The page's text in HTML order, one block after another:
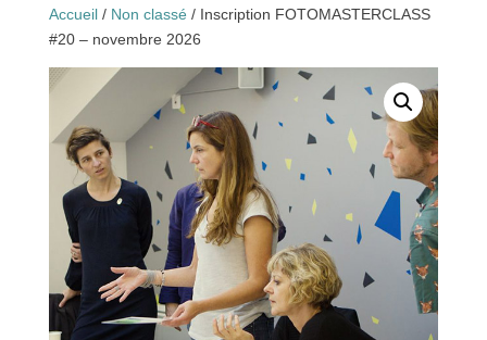
Accueil/ Non classé/ Inscription FOTOMASTERCLASS
#20 – novembre 2026